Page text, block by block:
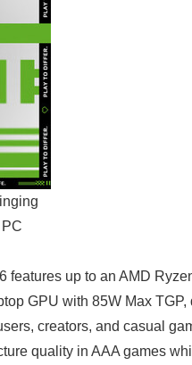
features up to an AMD
GPU with 85W Max TGP,
creators, and casual
quality in AAA games